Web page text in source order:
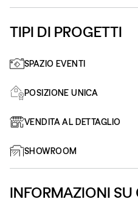
TIPI DI PROGETTI
SPAZIO EVENTI
POSIZIONE UNICA
VENDITA AL DETTAGLIO
SHOWROOM
INFORMAZIONI SU